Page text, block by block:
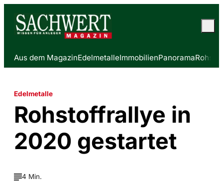
Aus dem MagazinEdelmetalleImmobilienPanorama
Edelmetalle
Rohstoffrallye in
2020 gestartet
4 Min.